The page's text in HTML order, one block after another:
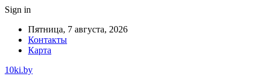
Sign in
Пятница, 7 августа, 2026
Контакты
Карта
10ki.by